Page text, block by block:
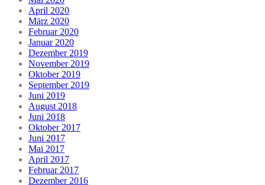
April 2020
März 2020
Februar 2020
Januar 2020
Dezember 2019
November 2019
Oktober 2019
September 2019
Juni 2019
August 2018
Juni 2018
Oktober 2017
Juni 2017
Mai 2017
April 2017
Februar 2017
Dezember 2016